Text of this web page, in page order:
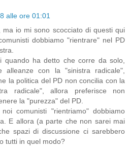
alle ore 01:01
io mi sono scocciato di questi qui
dobbiamo "rientrare" nel PD
quando ha detto che corre da solo,
alleanze con la "sinistra radicale",
la politica del PD non concilia con la
radicale", allora preferisce non
la "purezza" del PD.
comunisti "rientriamo" dobbiamo
E allora (a parte che non sarei mai
spazi di discussione ci sarebbero
tutti in quel modo?